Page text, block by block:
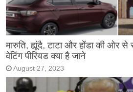
मारुति, ह्यूंदै, टाटा और होंडा की ओर
वेटिंग पीरियड क्या है जाने
August 27, 2023